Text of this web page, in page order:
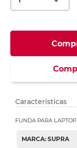
Características
FUNDA PARA
MARCA: SUPRA